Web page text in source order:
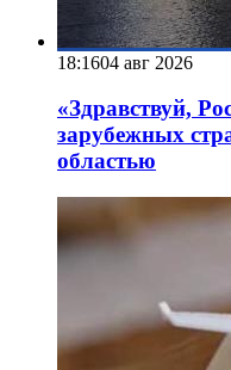
18:1604 авг 2026
«Здравствуй,
зарубежных
областью